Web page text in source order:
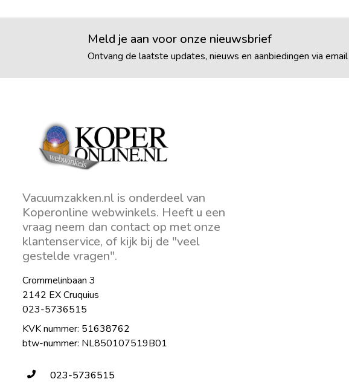
Meld je aan voor onze nieuwsbrief
Ontvang de laatste updates, nieuws en aanbiedingen via email
Vacuumzakken.nl is onderdeel van
Koperonline webwinkels. Heeft u een
vraag neem dan contact op met onze
klantenservice, of kijk bij de "veel
gestelde vragen".
Crommelinbaan 3
2142 EX Cruquius
023-5736515
KVK nummer: 51638762
btw-nummer: NL850107519B01
023-5736515